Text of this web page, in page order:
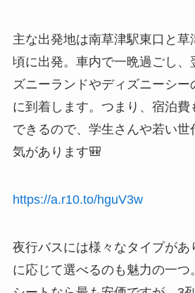
主な出発地は南草津駅東口と草
頃に出発。車内で一晩過ごし、
ズニーランドやディズニーシ
に到着します。つまり、宿泊費
できるので、学生さんや若い世
気があります🎒
https://a.r10.to/hguV3w
夜行バスには様々なタイプがあ
に応じて選べるのも魅力の一つ